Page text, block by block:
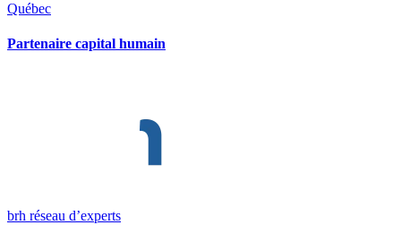
Québec
Partenaire capital humain
brh réseau d’experts